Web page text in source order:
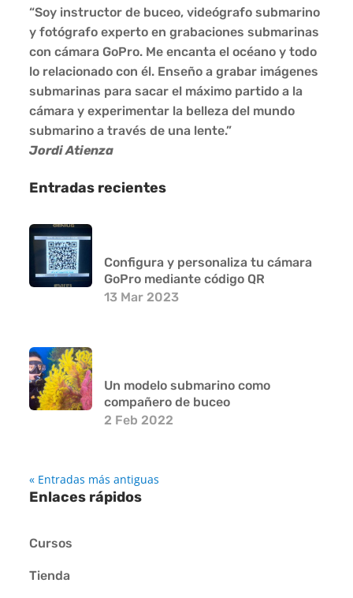
“Soy instructor de buceo, videógrafo submarino
y fotógrafo experto en grabaciones submarinas
con cámara GoPro. Me encanta el océano y todo
lo relacionado con él. Enseño a grabar imágenes
submarinas para sacar el máximo partido a la
cámara y experimentar la belleza del mundo
submarino a través de una lente.”
Jordi Atienza
Entradas recientes
Configura y personaliza tu cámara
GoPro mediante código QR
13 Mar 2023
Un modelo submarino como
compañero de buceo
2 Feb 2022
« Entradas más antiguas
Enlaces rápidos
Cursos
Tienda